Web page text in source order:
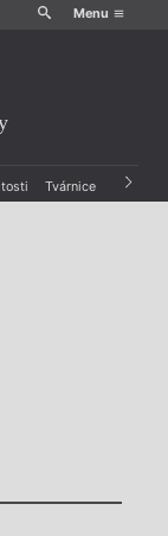
Menu
Tvárnice Archiv